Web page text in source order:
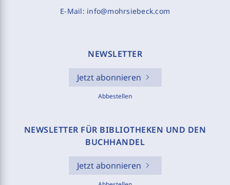
E-Mail: info@mohrsiebeck.com
NEWSLETTER
Jetzt abonnieren
Abbestellen
NEWSLETTER FÜR BIBLIOTHEKEN UND DEN
BUCHHANDEL
Jetzt abonnieren